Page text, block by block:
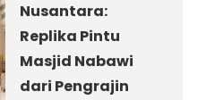
Nusantara:
Replika Pintu
Masjid Nabawi
dari Pengrajin